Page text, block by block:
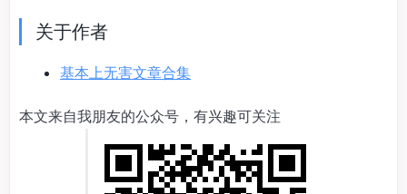
关于作者
基本上无害文章合集
本文来自我朋友的公众号，有兴趣可关注